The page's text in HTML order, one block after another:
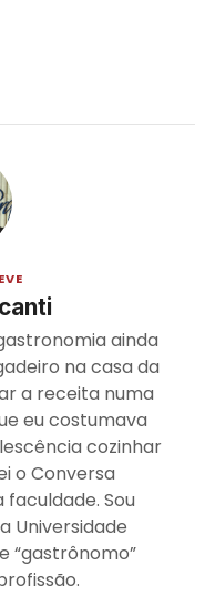
ainda
na casa da
a receita numa
eu costumava
cozinhar
o Conversa
Sou
Universidade
“gastrônomo”